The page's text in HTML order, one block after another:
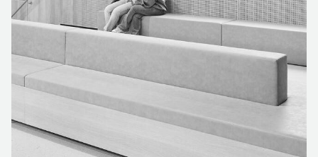
medewerkers proefzittingen gedaan om de perfecte
onderwijsstoel te selecteren,” vertelt Annelies.
“Uiteindelijk kozen we voor een kuipstoel die flexibel en
comfortabel is.''
DE MEERWAARDE VAN GOEDE
DIENSTVERLENING
Het ROC Mondriaan ervoer de uitgebreide
dienstverlening van Gispen als grote meerwaarde.